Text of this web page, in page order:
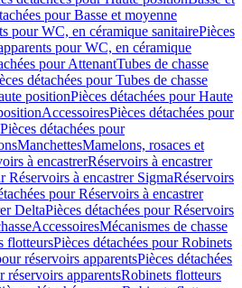
pour Basse et moyenne
pour WC, en céramique sanitairePièces
pour WC, en céramique
pour AttenantTubes de chasse
détachées pour Tubes de chasse
positionPièces détachées pour Haute
AccessoiresPièces détachées pour
Pièces détachées pour
ManchettesMamelons, rosaces et
à encastrerRéservoirs à encastrer
Réservoirs à encastrer SigmaRéservoirs
pour Réservoirs à encastrer
DeltaPièces détachées pour Réservoirs
AccessoiresMécanismes de chasse
flotteursPièces détachées pour Robinets
réservoirs apparentsPièces détachées
réservoirs apparentsRobinets flotteurs